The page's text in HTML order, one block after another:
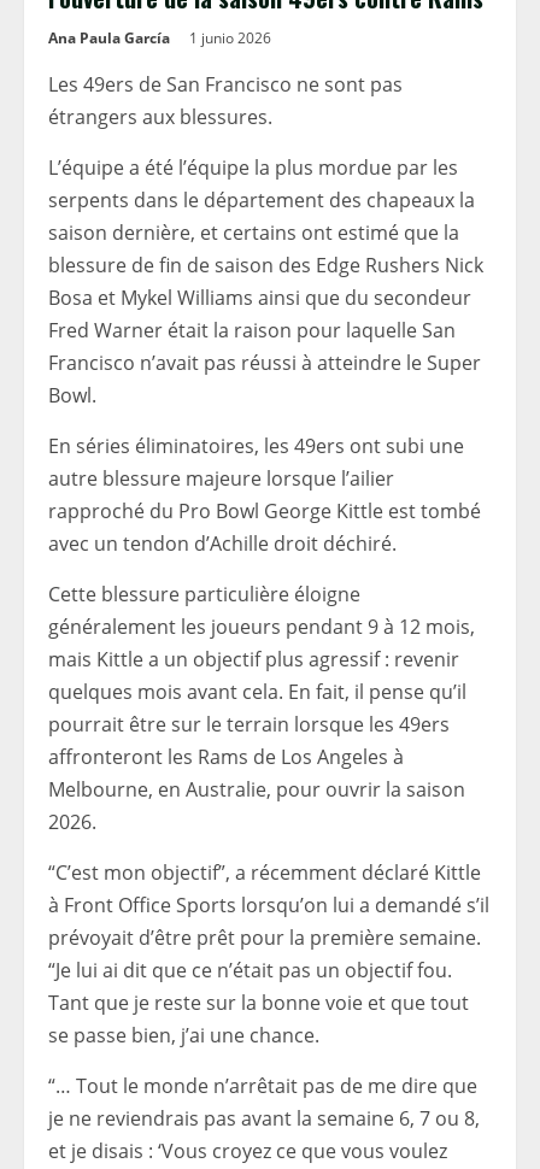
Ana Paula García 1 junio 2026
Les 49ers de San Francisco ne sont pas
étrangers aux blessures.
L’équipe a été l’équipe la plus mordue par les
serpents dans le département des chapeaux la
saison dernière, et certains ont estimé que la
blessure de fin de saison des Edge Rushers Nick
Bosa et Mykel Williams ainsi que du secondeur
Fred Warner était la raison pour laquelle San
Francisco n’avait pas réussi à atteindre le Super
Bowl.
En séries éliminatoires, les 49ers ont subi une
autre blessure majeure lorsque l’ailier
rapproché du Pro Bowl George Kittle est tombé
avec un tendon d’Achille droit déchiré.
Cette blessure particulière éloigne
généralement les joueurs pendant 9 à 12 mois,
mais Kittle a un objectif plus agressif : revenir
quelques mois avant cela. En fait, il pense qu’il
pourrait être sur le terrain lorsque les 49ers
affronteront les Rams de Los Angeles à
Melbourne, en Australie, pour ouvrir la saison
2026.
“C’est mon objectif”, a récemment déclaré Kittle
à Front Office Sports lorsqu’on lui a demandé s’il
prévoyait d’être prêt pour la première semaine.
“Je lui ai dit que ce n’était pas un objectif fou.
Tant que je reste sur la bonne voie et que tout
se passe bien, j’ai une chance.
“… Tout le monde n’arrêtait pas de me dire que
je ne reviendrais pas avant la semaine 6, 7 ou 8,
et je disais : ‘Vous croyez ce que vous voulez